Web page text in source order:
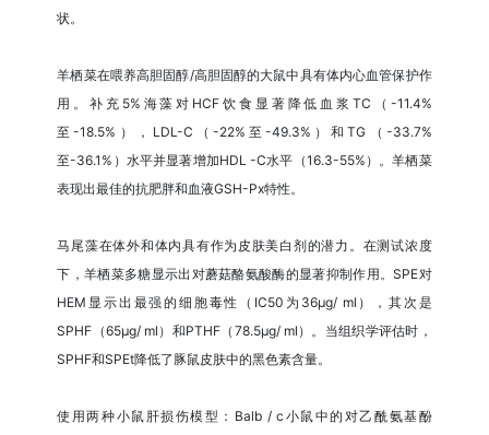
状。
羊栖菜在喂养高胆固醇/高胆固醇的大鼠中具有体内心血管保护作
用。补充5%海藻对HCF饮食显著降低血浆TC（-11.4%
至-18.5%），LDL-C（-22%至-49.3%）和TG（-33.7%
至-36.1%）水平并显著增加HDL -C水平（16.3-55%）。羊栖菜
表现出最佳的抗肥胖和血液GSH-Px特性。
马尾藻在体外和体内具有作为皮肤美白剂的潜力。在测试浓度
下，羊栖菜多糖显示出对蘑菇酪氨酸酶的显著抑制作用。SPE对
HEM显示出最强的细胞毒性（IC50为36μg/ ml），其次是
SPHF（65μg/ ml）和PTHF（78.5μg/ ml）。当组织学评估时，
SPHF和SPEt降低了豚鼠皮肤中的黑色素含量。
使用两种小鼠肝损伤模型：Balb / c小鼠中的对乙酰氨基酚